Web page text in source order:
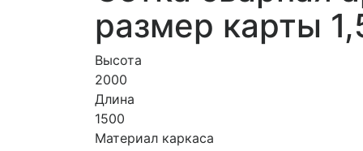
размер карты
Высота
2000
Длина
1500
Материал каркаса